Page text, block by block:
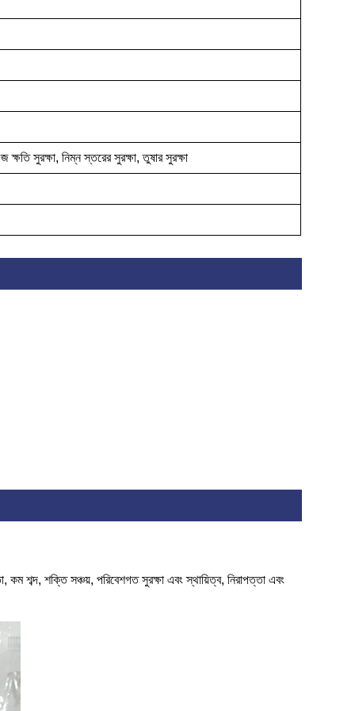
ক্ষতি সুরক্ষা, নিম্ন স্তরের সুরক্ষা, তুষার সুরক্ষা
শব্দ, শক্তি সঞ্চয়, পরিবেশগত সুরক্ষা এবং স্থায়িত্ব, নিরাপত্তা এবং